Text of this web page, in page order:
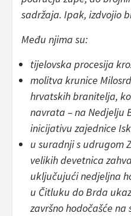
sadržaja. Ipak, izdvojio
Među njima su:
tijelovska procesija
molitva krunice
hrvatskih branitelja,
navrata – na Nedjelju
inicijativu zajednice
u suradnji s udrugom
velikih devetnica
uključujući nedjeljna
u Čitluku do Brda
završno hodočašće na